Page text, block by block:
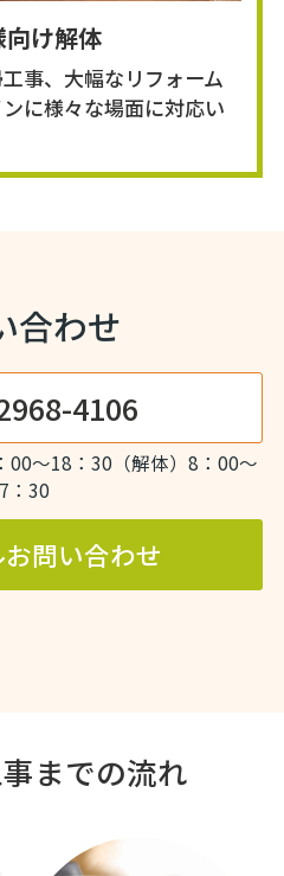
け解体
事、大幅なリフォーム
に様々な場面に対応い
合わせ
4106
00～18：30（解体）8：00～
：30
問い合わせ
までの流れ